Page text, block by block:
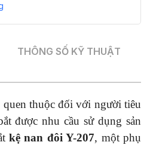
THÔNG SỐ KỸ THUẬT
quen thuộc đối với người tiêu
được nhu cầu sử dụng sản
kệ nan đôi Y-207, một phụ